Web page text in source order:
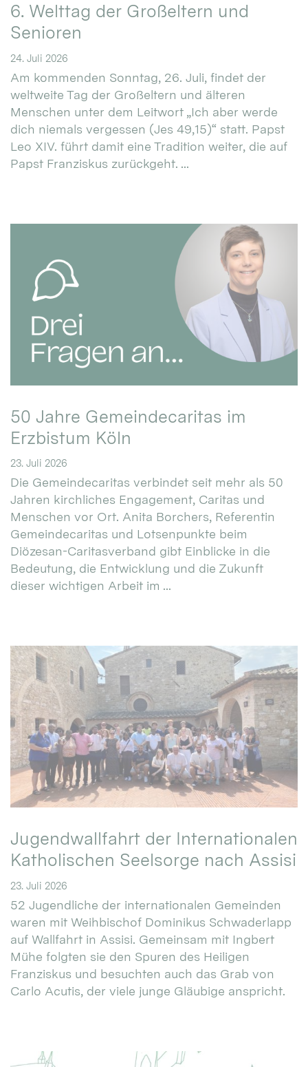
6. Welttag der Großeltern und
Senioren
24. Juli 2026
Am kommenden Sonntag, 26. Juli, findet der
weltweite Tag der Großeltern und älteren
Menschen unter dem Leitwort „Ich aber werde
dich niemals vergessen (Jes 49,15)“ statt. Papst
Leo XIV. führt damit eine Tradition weiter, die auf
Papst Franziskus zurückgeht. ...
50 Jahre Gemeindecaritas im
Erzbistum Köln
23. Juli 2026
Die Gemeindecaritas verbindet seit mehr als 50
Jahren kirchliches Engagement, Caritas und
Menschen vor Ort. Anita Borchers, Referentin
Gemeindecaritas und Lotsenpunkte beim
Diözesan-Caritasverband gibt Einblicke in die
Bedeutung, die Entwicklung und die Zukunft
dieser wichtigen Arbeit im ...
Jugendwallfahrt der Internationalen
Katholischen Seelsorge nach Assisi
23. Juli 2026
52 Jugendliche der internationalen Gemeinden
waren mit Weihbischof Dominikus Schwaderlapp
auf Wallfahrt in Assisi. Gemeinsam mit Ingbert
Mühe folgten sie den Spuren des Heiligen
Franziskus und besuchten auch das Grab von
Carlo Acutis, der viele junge Gläubige anspricht.